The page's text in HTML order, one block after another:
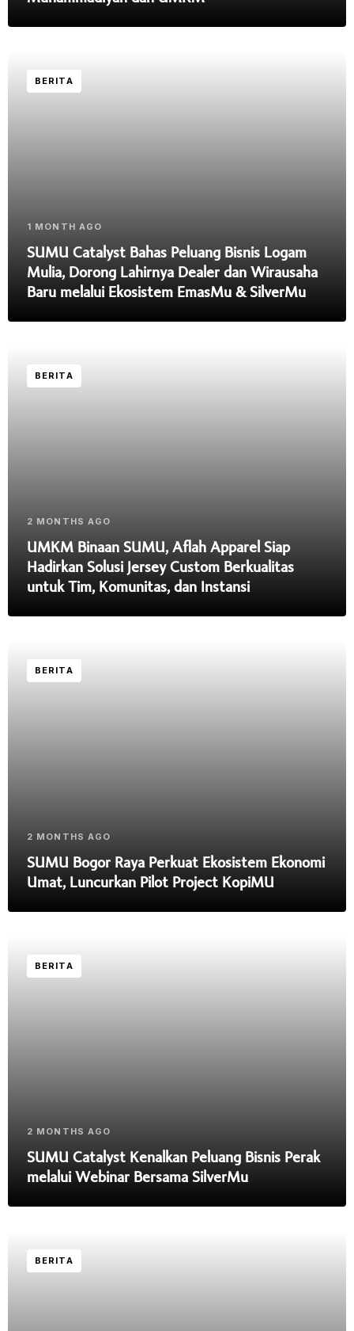
BERITA
1 MONTH AGO
SUMU Catalyst Bahas Peluang Bisnis Logam
Mulia, Dorong Lahirnya Dealer dan Wirausaha
Baru melalui Ekosistem EmasMu & SilverMu
BERITA
2 MONTHS AGO
UMKM Binaan SUMU, Aflah Apparel Siap
Hadirkan Solusi Jersey Custom Berkualitas
untuk Tim, Komunitas, dan Instansi
BERITA
2 MONTHS AGO
SUMU Bogor Raya Perkuat Ekosistem Ekonomi
Umat, Luncurkan Pilot Project KopiMU
BERITA
2 MONTHS AGO
SUMU Catalyst Kenalkan Peluang Bisnis Perak
melalui Webinar Bersama SilverMu
BERITA